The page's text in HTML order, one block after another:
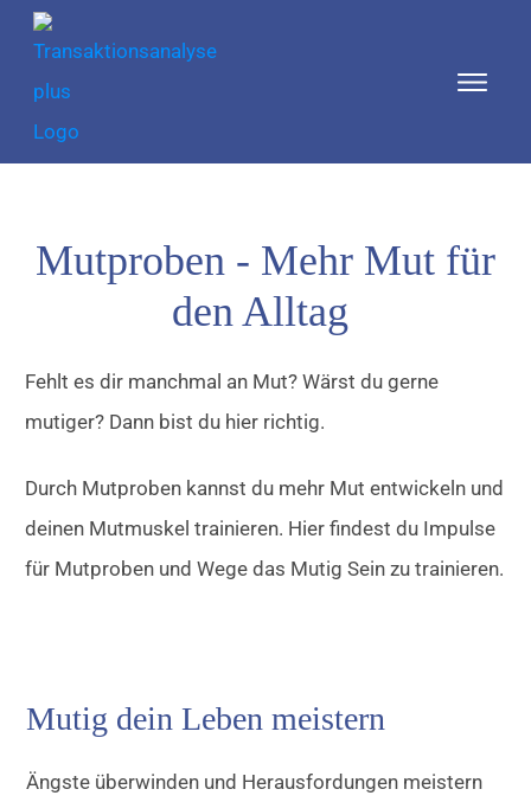
Mutproben - Mehr Mut für
den Alltag
Fehlt es dir manchmal an Mut? Wärst du gerne
mutiger? Dann bist du hier richtig.
Durch Mutproben kannst du mehr Mut entwickeln und
deinen Mutmuskel trainieren. Hier findest du Impulse
für Mutproben und Wege das Mutig Sein zu trainieren.
Mutig dein Leben meistern
Ängste überwinden und Herausfordungen meistern